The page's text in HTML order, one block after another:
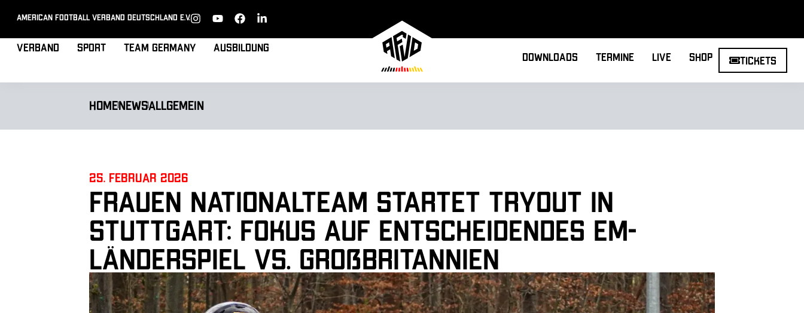
American Football Verband Deutschland e.V.
Verband Sport Team Germany Ausbildung
Downloads Termine Live Shop Tickets
HomeNewsAllgemein
25. Februar 2026
Frauen Nationalteam startet Tryout in
Stuttgart: Fokus auf entscheidendes EM-
Länderspiel vs. Großbritannien